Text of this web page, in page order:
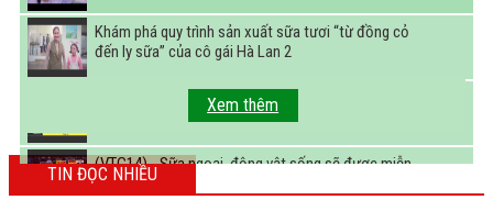
Khám phá quy trình sản xuất sữa tươi “từ đồng cỏ
đến ly sữa” của cô gái Hà Lan 2
FBNC - Ngành sữa hướng tới mục tiêu 3,4 tỷ lít sữa
(VTC14) - Sữa ngoại, động vật sống sẽ được miễn
thuế nhập khẩu
Xem thêm
TIN ĐỌC NHIỀU